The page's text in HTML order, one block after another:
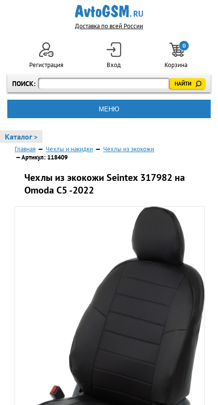
Доставка по всей России
ПОИСК:
Регистрация Вход
0
Корзина
МЕНЮ
Каталог >
Главная — Чехлы и накидки — Чехлы из экокожи
— Артикул: 118409
Чехлы из экокожи Seintex 317982 на
Omoda C5 -2022